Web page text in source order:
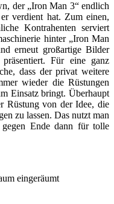
der „Iron Man 3“ endlich
verdient hat. Zum einen,
Kontrahenten serviert
hinter „Iron Man
erneut großartige Bilder
Für eine ganz
dass der privat weitere
wieder die Rüstungen
Einsatz bringt. Überhaupt
Rüstung von der Idee, die
zu lassen. Das nutzt man
Ende dann für tolle
eingeräumt